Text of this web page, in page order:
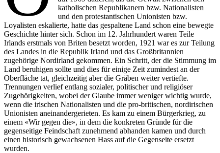
katholischen Republikanern bzw. Nationalisten
und den protestantischen Unionisten bzw.
Loyalisten eskalierte, hatte das gespaltene Land schon eine bewegte
Geschichte hinter sich. Schon im 12. Jahrhundert waren Teile
Irlands erstmals von Briten besetzt worden, 1921 war es zur Teilung
des Landes in die Republik Irland und das Großbritannien
zugehörige Nordirland gekommen. Ein Schritt, der die Stimmung im
Land beruhigen sollte und dies für einige Zeit zumindest an der
Oberfläche tat, gleichzeitig aber die Gräben weiter vertiefte.
Trennungen verlief entlang sozialer, politischer und religiöser
Zugehörigkeiten, wobei der Glaube immer weniger wichtig wurde,
wenn die irischen Nationalisten und die pro-britischen, nordirischen
Unionisten aneinandergerieten. Es kam zu einem Bürgerkrieg, zu
einem «Wir gegen die», in dem die konkreten Gründe für die
gegenseitige Feindschaft zunehmend abhanden kamen und durch
einen historisch gewachsenen Hass auf die Gegenseite ersetzt
wurden.